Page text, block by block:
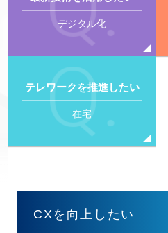
デジタル化
テレワークを推進したい
在宅
CXを向上したい